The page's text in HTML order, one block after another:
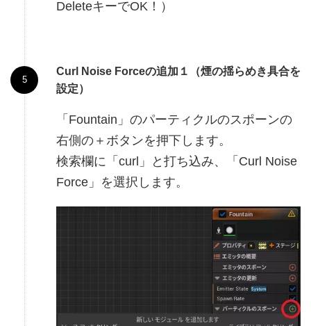
DeleteキーでOK！）
Curl Noise Forceの追加１（煙の揺らめき具合を
設定）
「Fountain」のパーティクルのスポーンの
右側の＋ボタンを押下します。
検索欄に「curl」と打ち込み、「Curl Noise
Force」を選択します。